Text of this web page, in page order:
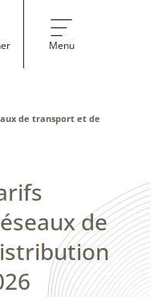
Menu
de transport et de
de